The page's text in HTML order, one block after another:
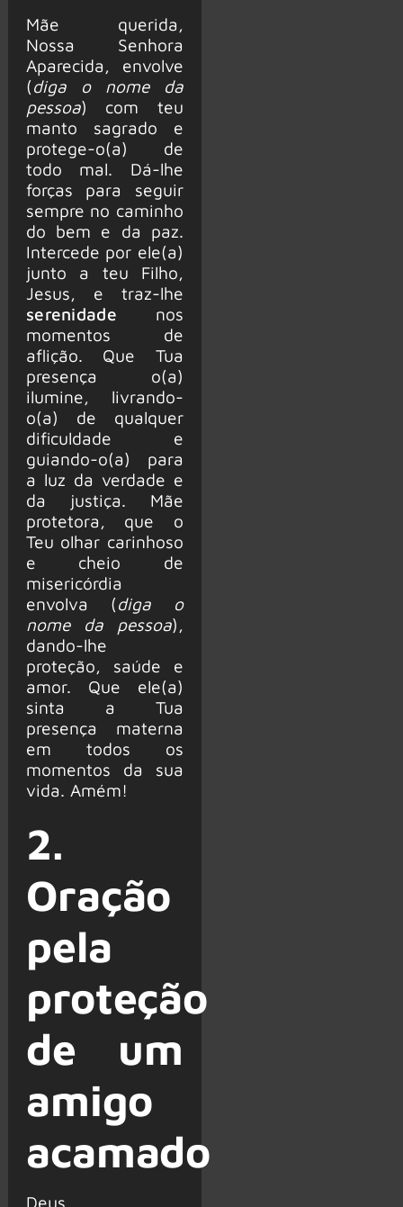
Mãe querida,
Nossa Senhora
Aparecida, envolve
(diga o nome da
pessoa) com teu
manto sagrado e
protege-o(a) de
todo mal. Dá-lhe
forças para seguir
sempre no caminho
do bem e da paz.
Intercede por ele(a)
junto a teu Filho,
Jesus, e traz-lhe
serenidade nos
momentos de
aflição. Que Tua
presença o(a)
ilumine, livrando-
o(a) de qualquer
dificuldade e
guiando-o(a) para
a luz da verdade e
da justiça. Mãe
protetora, que o
Teu olhar carinhoso
e cheio de
misericórdia
envolva (diga o
nome da pessoa),
dando-lhe
proteção, saúde e
amor. Que ele(a)
sinta a Tua
presença materna
em todos os
momentos da sua
vida. Amém!
2.
Oração
pela
proteção
de um
amigo
acamado
Deus